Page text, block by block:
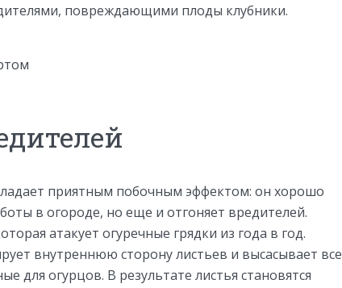
повреждающими плоды клубники.
приятным побочным эффектом: он хорошо
в огороде, но еще и отгоняет вредителей.
атакует огуречные грядки из года в год.
внутреннюю сторону листьев и высасывает все
для огурцов. В результате листья становятся